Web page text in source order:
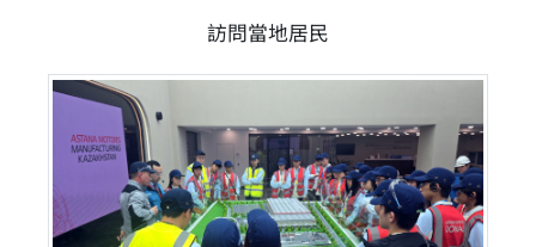
訪問當地居民